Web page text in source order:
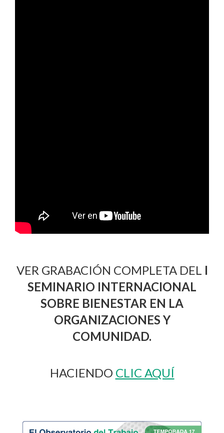
VER GRABACIÓN COMPLETA DEL I
SEMINARIO INTERNACIONAL
SOBRE BIENESTAR EN LA
ORGANIZACIONES Y
COMUNIDAD.
HACIENDO CLIC AQUÍ